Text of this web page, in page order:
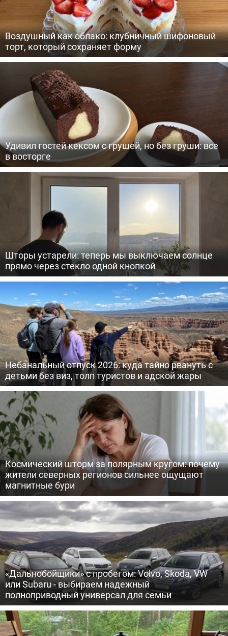
Воздушный как облако: клубничный шифоновый
торт, который сохраняет форму
Удивил гостей кексом с грушей, но без груши: все
в восторге
Шторы устарели: теперь мы выключаем солнце
прямо через стекло одной кнопкой
Небанальный отпуск 2026: куда тайно рвануть с
детьми без виз, толп туристов и адской жары
Космический шторм за полярным кругом: почему
жители северных регионов сильнее ощущают
магнитные бури
«Дальнобойщики» с пробегом: Volvo, Skoda, VW
или Subaru - выбираем надежный
полноприводный универсал для семьи